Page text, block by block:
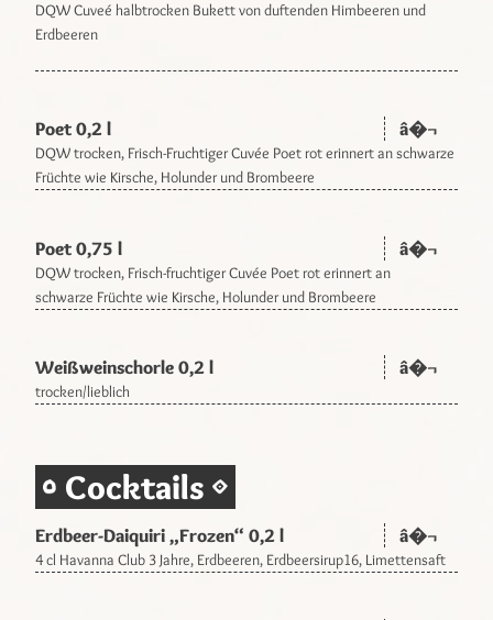
DQW Cuveé halbtrocken Bukett von duftenden Himbeeren und
Erdbeeren
Poet 0,2 l â�¬
DQW trocken, Frisch-Fruchtiger Cuvée Poet rot erinnert an schwarze
Früchte wie Kirsche, Holunder und Brombeere
Poet 0,75 l â�¬
DQW trocken, Frisch-fruchtiger Cuvée Poet rot erinnert an
schwarze Früchte wie Kirsche, Holunder und Brombeere
Weißweinschorle 0,2 l â�¬
trocken/lieblich
Cocktails
Erdbeer-Daiquiri „Frozen“ 0,2 l â�¬
4 cl Havanna Club 3 Jahre, Erdbeeren, Erdbeersirup16, Limettensaft